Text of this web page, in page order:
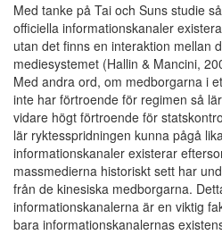
Med tanke på Tai och Suns studie
officiella informationskanaler
utan det finns en interaktion mellan
mediesystemet (Hallin & Mancini,
Med andra ord, om medborgarna i
inte har förtroende för regimen så
vidare högt förtroende för
lär ryktesspridningen kunna pågå
informationskanaler existerar
massmedierna historiskt sett har
från de kinesiska medborgarna.
informationskanalerna är en viktig
bara informationskanalernas